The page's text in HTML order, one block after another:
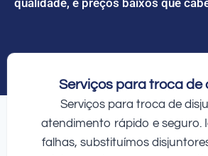
Serviços para troca de
Serviços para troca de
atendimento rápido e seguro.
falhas, substituímos